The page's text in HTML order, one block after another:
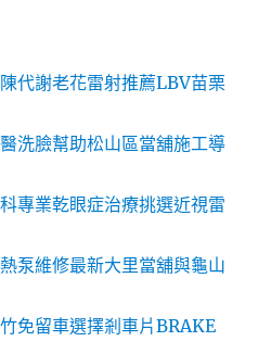
代謝老花雷射推薦LBV苗栗
洗臉幫助松山區當舖施工導
專業乾眼症治療挑選近視雷
泵維修最新大里當舖與龜山
免留車選擇剎車片BRAKE